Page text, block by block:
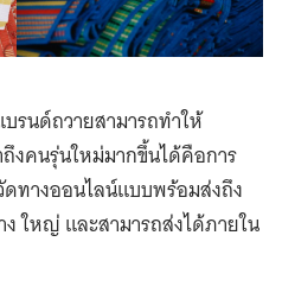
รนด์ถวายสามารถทำให้
งคนรุ่นใหม่มากขึ้นได้คือการ
ดทางออนไลน์แบบพร้อมส่งถึง
ใหญ่ และสามารถส่งได้ภายใน